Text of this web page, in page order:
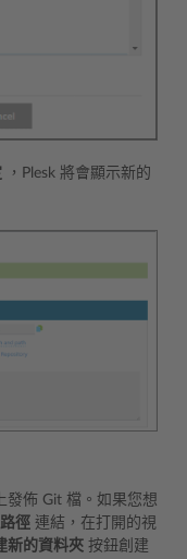
，Plesk 將會顯示新的
發佈 Git 檔。如果您想
徑 連結，在打開的視
新的資料夾 按鈕創建